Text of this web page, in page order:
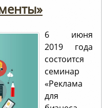
6 июня
2019 года
состоится
семинар
«Реклама
для